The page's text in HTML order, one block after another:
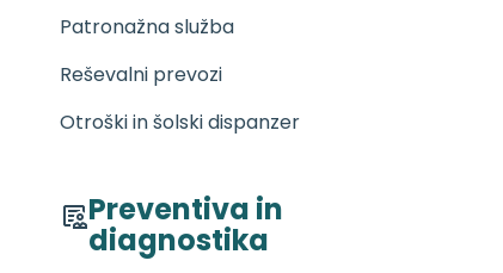
Patronažna služba
Reševalni prevozi
Otroški in šolski dispanzer
Preventiva in
diagnostika